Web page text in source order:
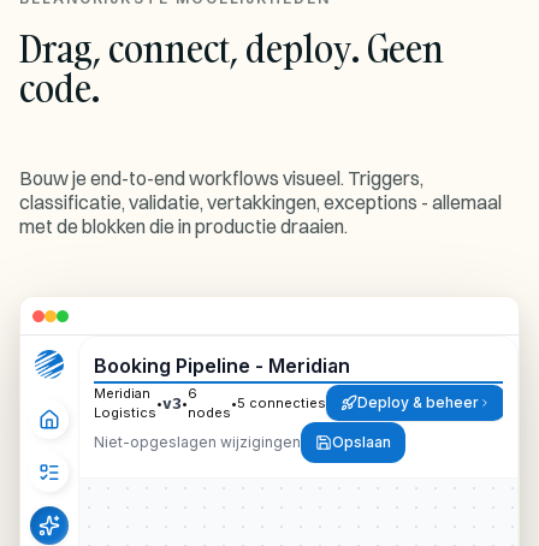
Drag, connect, deploy. Geen
code.
Bouw je end-to-end workflows visueel. Triggers,
classificatie, validatie, vertakkingen, exceptions - allemaal
met de blokken die in productie draaien.
Booking Pipeline - Meridian
Meridian
Logistics
•v3•
6
nodes
•5 connecties Deploy & beheer
Niet-opgeslagen wijzigingen Opslaan